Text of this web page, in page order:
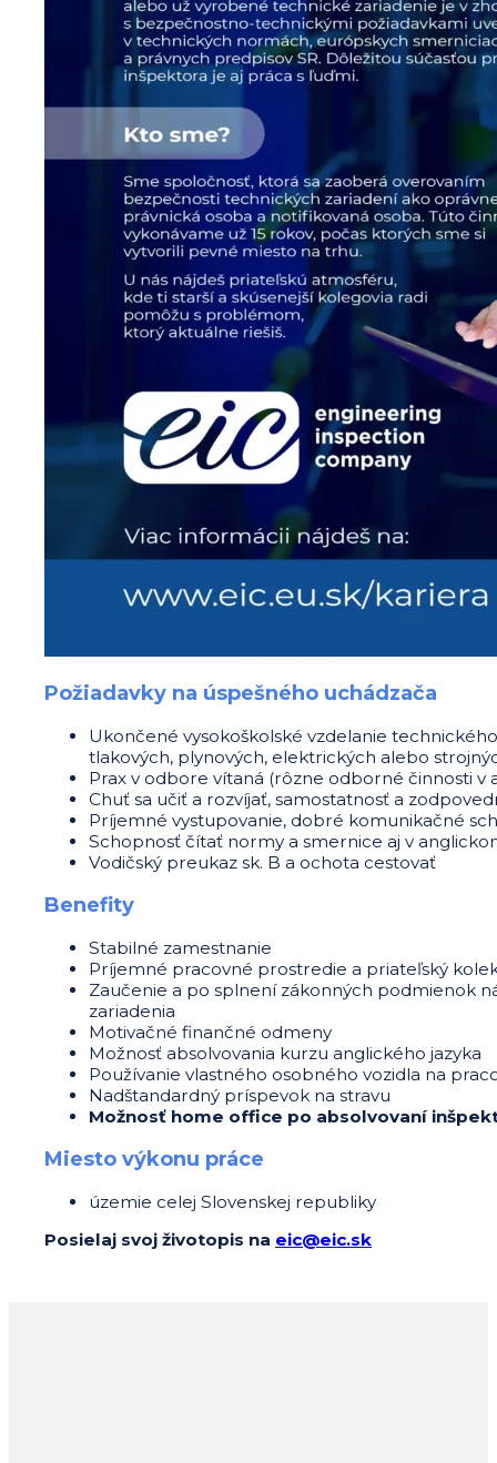
Požiadavky na úspešného uchádzača
Ukončené vysokoškolské vzdelanie
tlakových, plynových, elektrických alebo
Prax v odbore vítaná (rôzne odborné činnosti
Chuť sa učiť a rozvíjať, samostatnosť a
Príjemné vystupovanie, dobré komunikačné
Schopnosť čítať normy a smernice aj v
Vodičský preukaz sk. B a ochota cestovať
Benefity
Stabilné zamestnanie
Príjemné pracovné prostredie a priateľský
Zaučenie a po splnení zákonných podmienok
zariadenia
Motivačné finančné odmeny
Možnosť absolvovania kurzu anglického jazyka
Používanie vlastného osobného vozidla na
Nadštandardný príspevok na stravu
Možnosť home office po absolvovaní
Miesto výkonu práce
územie celej Slovenskej republiky
Posielaj svoj životopis na eic@eic.sk